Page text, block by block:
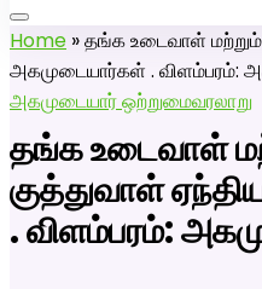
Home »தங்க உடைவாள்
அகமுடையார்கள் . விளம்பரம்:
அகமுடையார் ஒற்றுமைவரலாறு
தங்க உடைவாள்
குத்துவாள்
. விளம்பரம்: